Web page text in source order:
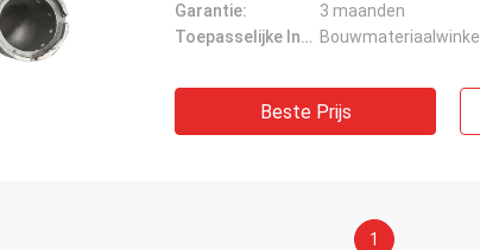
Garantie:
3 maanden
Toepasselijke Industrie:
Beste Prijs
1